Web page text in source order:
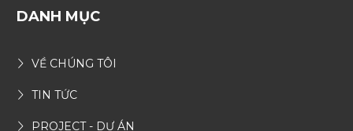
DANH MỤC
VỀ CHÚNG TÔI
TIN TỨC
PROJECT - DỰ ÁN